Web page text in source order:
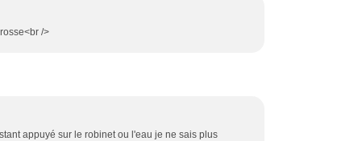
/>
appuyé sur le robinet ou l'eau je ne sais plus